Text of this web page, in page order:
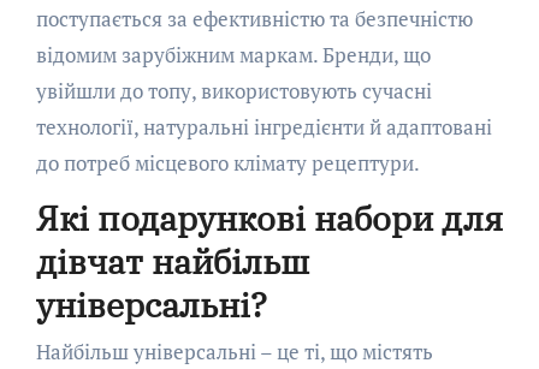
поступається за ефективністю та безпечністю
відомим зарубіжним маркам. Бренди, що
увійшли до топу, використовують сучасні
технології, натуральні інгредієнти й адаптовані
до потреб місцевого клімату рецептури.
Які подарункові набори для
дівчат найбільш
універсальні?
Найбільш універсальні – це ті, що містять